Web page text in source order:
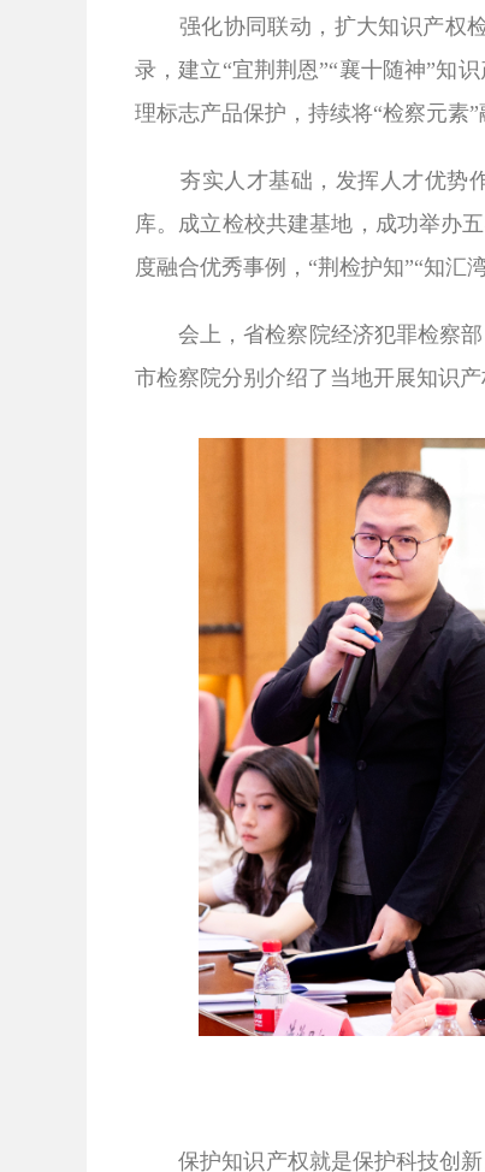
强化协同联动，扩大知识产权检
录，建立“宜荆荆恩”“襄十随神”知
理标志产品保护，持续将“检察元素
夯实人才基础，发挥人才优势
库。成立检校共建基地，成功举办
度融合优秀事例，“荆检护知”“知汇
会上，省检察院经济犯罪检察部
市检察院分别介绍了当地开展知识
保护知识产权就是保护科技创新